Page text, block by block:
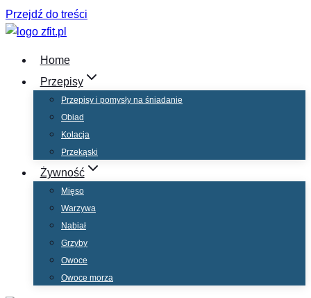
Przejdź do treści
Home
Przepisy
Przepisy i pomysły na śniadanie
Obiad
Kolacja
Przekąski
Żywność
Mięso
Warzywa
Nabiał
Grzyby
Owoce
Owoce morza